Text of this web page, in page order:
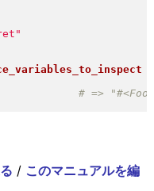
"
/ このマニュアルを編